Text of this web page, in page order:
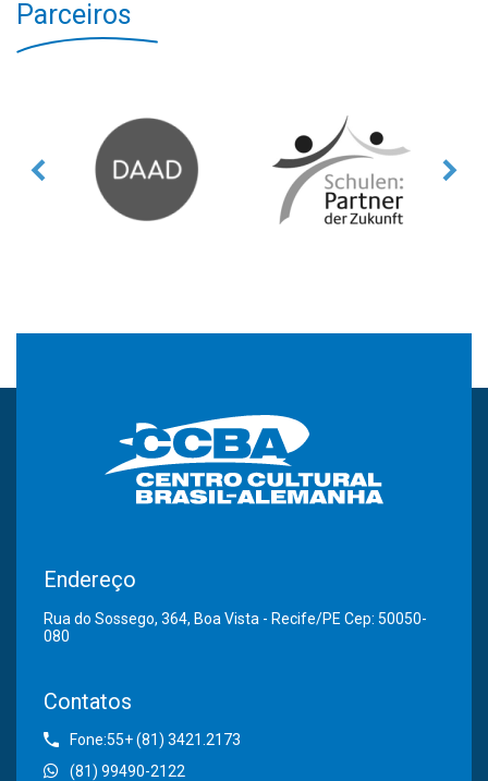
Parceiros
Endereço
Rua do Sossego, 364, Boa Vista - Recife/PE Cep: 50050-
080
Contatos
Fone:55+ (81) 3421.2173
(81) 99490-2122